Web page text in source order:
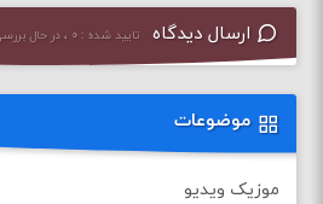
ارسال دیدگاه تایید شده : ۰ ، در حال بررسی : ۰ ، مجموع : ۰ نظر
موضوعات
موزیک ویدیو